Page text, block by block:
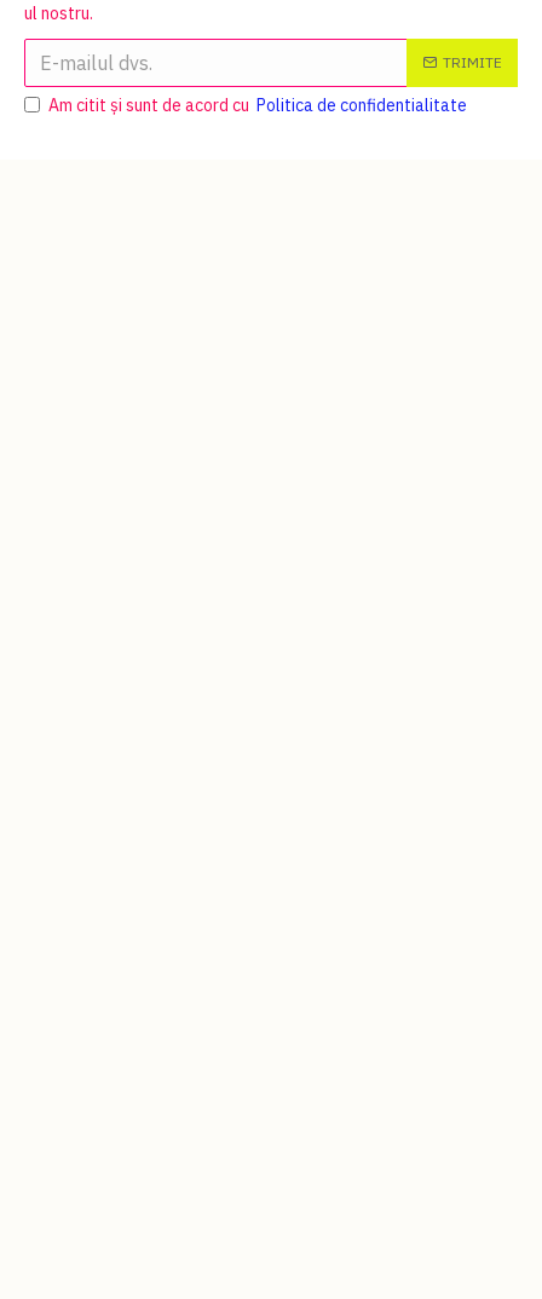
ul nostru.
TRIMITE
Am citit şi sunt de acord cu Politica de confidentialitate